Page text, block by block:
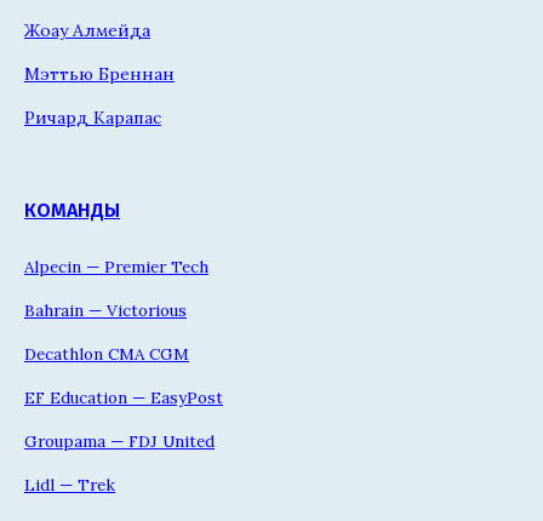
Жоау Алмейда
Мэттью Бреннан
Ричард Карапас
КОМАНДЫ
Alpecin — Premier Tech
Bahrain — Victorious
Decathlon CMA CGM
EF Education — EasyPost
Groupama — FDJ United
Lidl — Trek